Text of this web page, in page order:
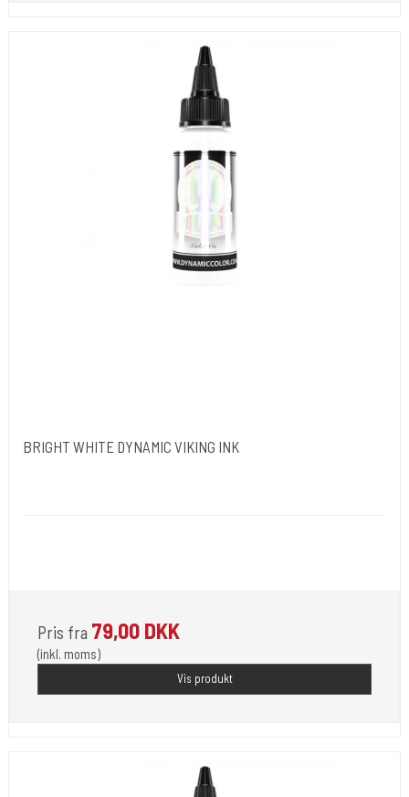
BRIGHT WHITE DYNAMIC VIKING INK
Pris fra 79,00 DKK
(inkl. moms)
Vis produkt